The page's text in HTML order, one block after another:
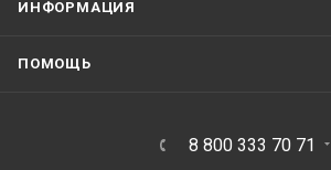
ИНФОРМАЦИЯ
ПОМОЩЬ
8 800 333 70 71